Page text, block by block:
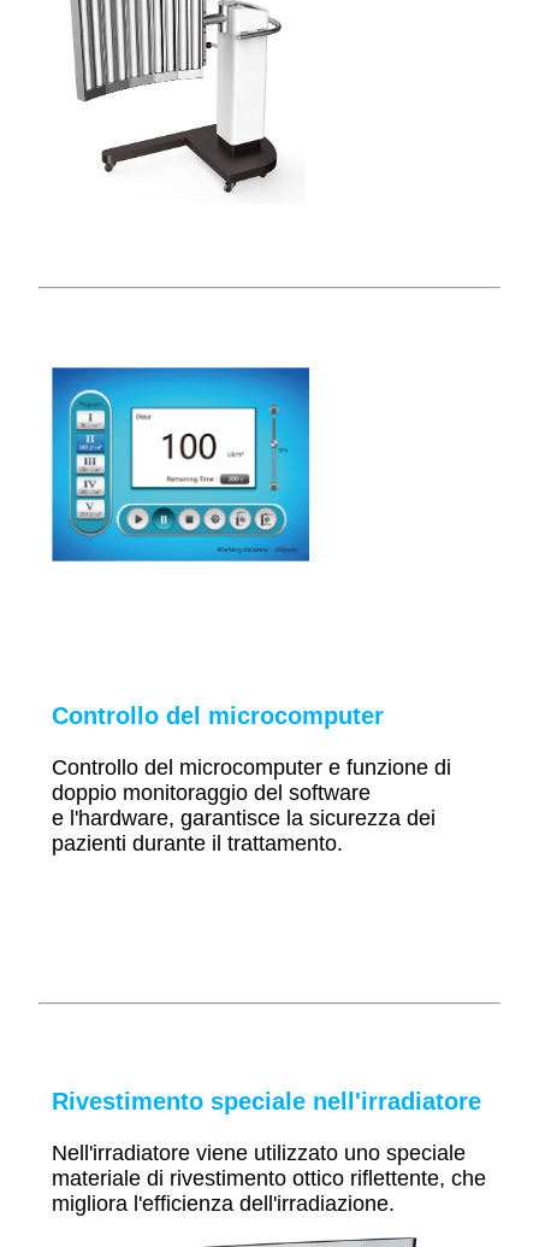
Controllo del microcomputer
Controllo del microcomputer e funzione di
doppio monitoraggio del software
e l'hardware, garantisce la sicurezza dei
pazienti durante il trattamento.
Rivestimento speciale nell'irradiatore
Nell'irradiatore viene utilizzato uno speciale
materiale di rivestimento ottico riflettente, che
migliora l'efficienza dell'irradiazione.